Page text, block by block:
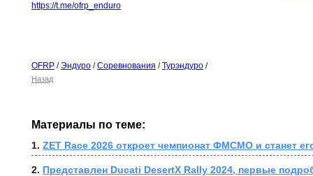
https://t.me/ofrp_enduro
OFRP /Эндуро /Соревнования /Турэндуро /
Назад
Материалы по теме:
1. ZET Race 2026 откроет чемпионат ФМСМО и станет
2. Представлен Ducati DesertX Rally 2024, первые